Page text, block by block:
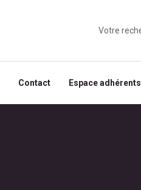
Contact Espace adhérents